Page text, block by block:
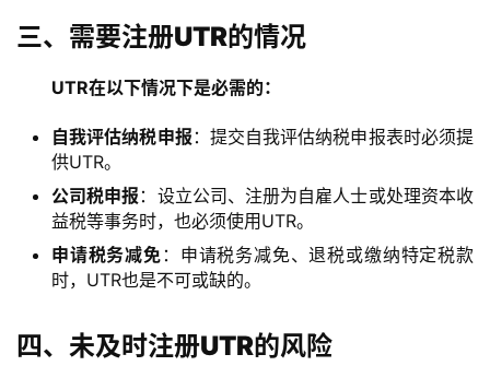
三、需要注册UTR的情况
UTR在以下情况下是必需的：
自我评估纳税申报 ：提交自我评估纳税申报表时必须提
供UTR。
公司税申报 ：设立公司、注册为自雇人士或处理资本收
益税等事务时，也必须使用UTR。
申请税务减免 ：申请税务减免、退税或缴纳特定税款
时，UTR也是不可或缺的。
四、未及时注册UTR的风险